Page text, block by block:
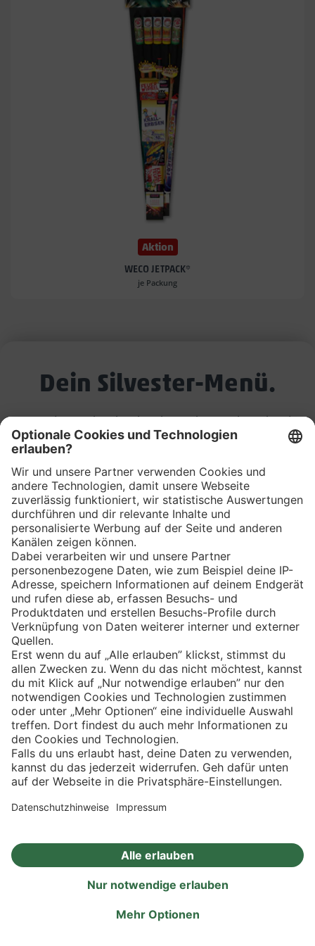
Aktionen Rezepte
Aktion
WECO JETPACK*
je Packung
Dein Silvester-Menü.
Damit du es richtig krachen lassen kannst, brauchst du
auch dein perfektes Silvester-Menü. Lass es dir
Los geht's mit der Vorspeise.
Fleisch
ÜBERBACKENE ZWIEBELSUPPE
mit Emmentaler
30 min einfach